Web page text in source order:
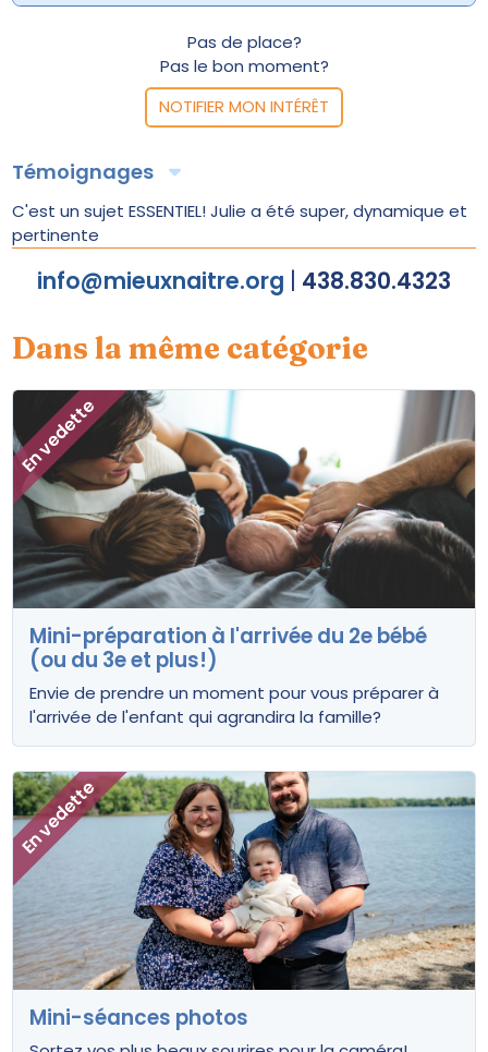
Pas de place?
Pas le bon moment?
NOTIFIER MON INTÉRÊT
Témoignages
C'est un sujet ESSENTIEL! Julie a été super, dynamique et
pertinente
info@mieuxnaitre.org 438.830.4323
Dans la même catégorie
Mini-préparation à l'arrivée du 2e bébé
(ou du 3e et plus!)
Envie de prendre un moment pour vous préparer à
l'arrivée de l'enfant qui agrandira la famille?
Mini-séances photos